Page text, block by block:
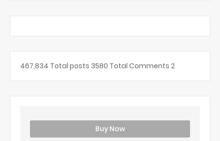
467,834 Total posts 3580 Total Comments 2
Buy Now